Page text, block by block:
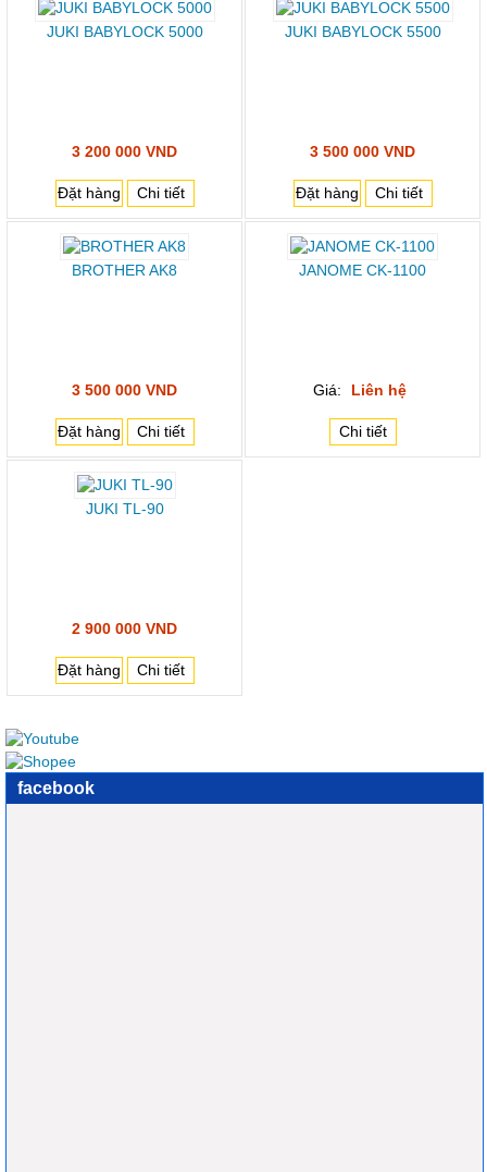
JUKI BABYLOCK 5000
3 200 000 VND
Đặt hàng Chi tiết
JUKI BABYLOCK 5500
3 500 000 VND
Đặt hàng Chi tiết
BROTHER AK8
3 500 000 VND
Đặt hàng Chi tiết
JANOME CK-1100
Giá: Liên hệ
Chi tiết
JUKI TL-90
2 900 000 VND
Đặt hàng Chi tiết
facebook